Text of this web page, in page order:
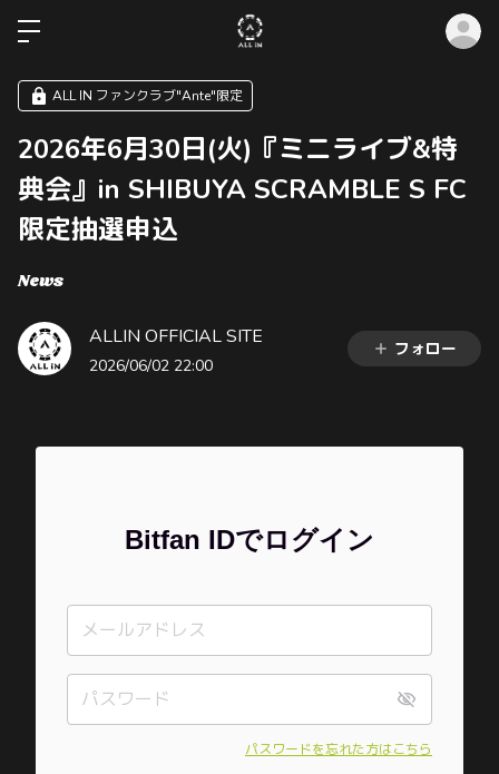
ALL IN ファンクラブ"Ante"限定
2026年6月30日(火)『ミニライブ&特
典会』in SHIBUYA SCRAMBLE S FC
限定抽選申込
News
ALLIN OFFICIAL SITE
2026/06/02 22:00
フォロー
Bitfan IDでログイン
パスワードを忘れた方はこちら